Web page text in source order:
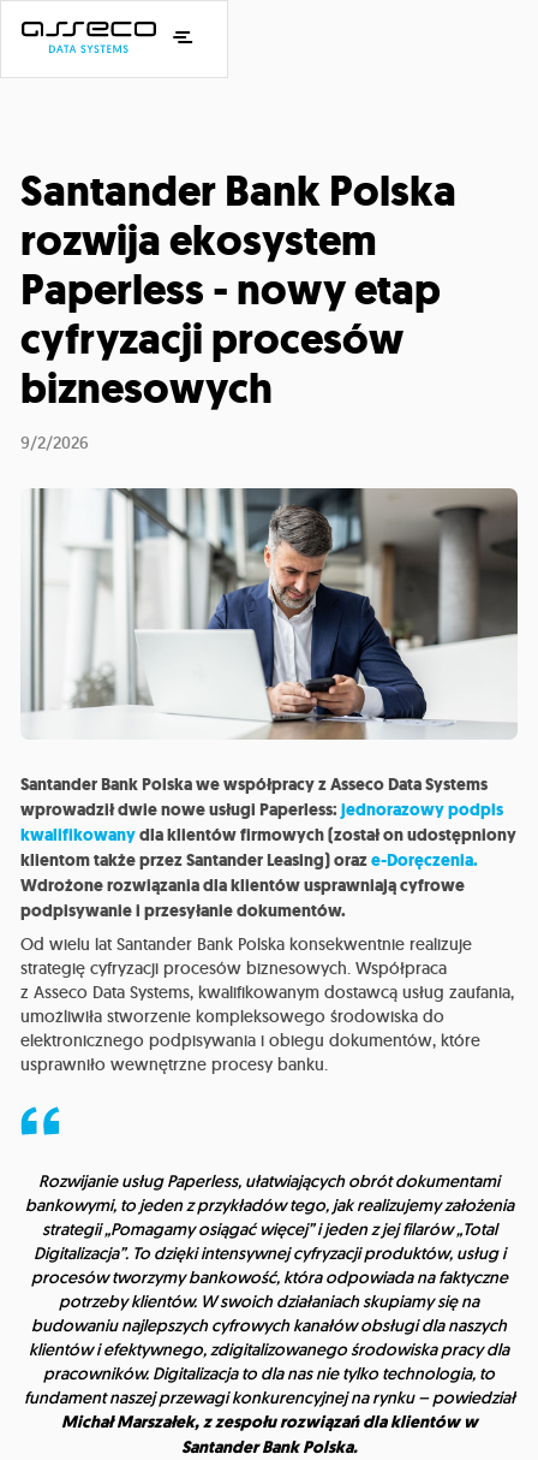
Santander Bank Polska
rozwija ekosystem
Paperless - nowy etap
cyfryzacji procesów
biznesowych
9/2/2026
Santander Bank Polska we współpracy z Asseco Data Systems
wprowadził dwie nowe usługi Paperless:jednorazowy podpis
kwalifikowanydla klientów firmowych (został on udostępniony
klientom także przez Santander Leasing) oraze-Doręczenia.
Wdrożone rozwiązania dla klientów usprawniają cyfrowe
podpisywanie i przesyłanie dokumentów.
Od wielu lat Santander Bank Polska konsekwentnie realizuje
strategię cyfryzacji procesów biznesowych. Współpraca
z Asseco Data Systems, kwalifikowanym dostawcą usług zaufania,
umożliwiła stworzenie kompleksowego środowiska do
elektronicznego podpisywania i obiegu dokumentów, które
usprawniło wewnętrzne procesy banku.
Rozwijanie usług Paperless, ułatwiających obrót dokumentami
bankowymi, to jeden z przykładów tego, jak realizujemy założenia
strategii „Pomagamy osiągać więcej” i jeden z jej filarów „Total
Digitalizacja”. To dzięki intensywnej cyfryzacji produktów, usług i
procesów tworzymy bankowość, która odpowiada na faktyczne
potrzeby klientów. W swoich działaniach skupiamy się na
budowaniu najlepszych cyfrowych kanałów obsługi dla naszych
klientów i efektywnego, zdigitalizowanego środowiska pracy dla
pracowników. Digitalizacja to dla nas nie tylko technologia, to
fundament naszej przewagi konkurencyjnej na rynku – powiedział
Michał Marszałek, z zespołu rozwiązań dla klientów w
Santander Bank Polska.